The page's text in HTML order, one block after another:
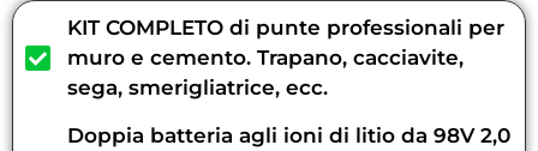
KIT COMPLETO di punte professionali per
muro e cemento. Trapano, cacciavite,
sega, smerigliatrice, ecc.
Doppia batteria agli ioni di litio da 98V 2,0